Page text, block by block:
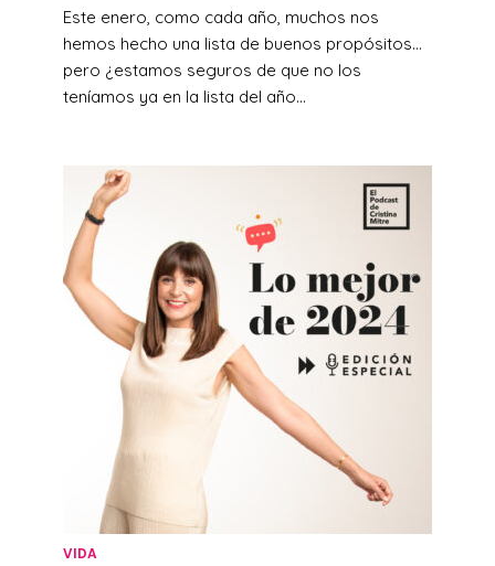
Este enero, como cada año, muchos nos
hemos hecho una lista de buenos propósitos…
pero ¿estamos seguros de que no los
teníamos ya en la lista del año...
VIDA